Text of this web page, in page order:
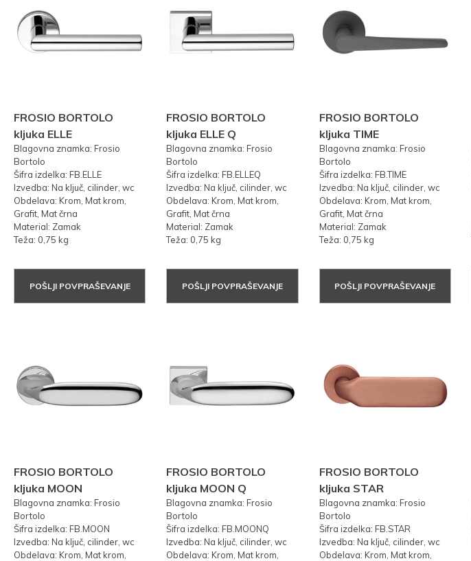
FROSIO BORTOLO
kljuka ELLE
Blagovna znamka: Frosio
Bortolo
Šifra izdelka: FB.ELLE
Izvedba: Na ključ, cilinder, wc
Obdelava: Krom, Mat krom,
Grafit, Mat črna
Material: Zamak
Teža: 0,75 kg
POŠLJI POVPRAŠEVANJE
FROSIO BORTOLO
kljuka ELLE Q
Blagovna znamka: Frosio
Bortolo
Šifra izdelka: FB.ELLEQ
Izvedba: Na ključ, cilinder, wc
Obdelava: Krom, Mat krom,
Grafit, Mat črna
Material: Zamak
Teža: 0,75 kg
POŠLJI POVPRAŠEVANJE
FROSIO BORTOLO
kljuka TIME
Blagovna znamka: Frosio
Bortolo
Šifra izdelka: FB.TIME
Izvedba: Na ključ, cilinder, wc
Obdelava: Krom, Mat krom,
Grafit, Mat črna
Material: Zamak
Teža: 0,75 kg
POŠLJI POVPRAŠEVANJE
FROSIO BORTOLO
kljuka MOON
Blagovna znamka: Frosio
Bortolo
Šifra izdelka: FB.MOON
Izvedba: Na ključ, cilinder, wc
Obdelava: Krom, Mat krom,
FROSIO BORTOLO
kljuka MOON Q
Blagovna znamka: Frosio
Bortolo
Šifra izdelka: FB.MOONQ
Izvedba: Na ključ, cilinder, wc
Obdelava: Krom, Mat krom,
FROSIO BORTOLO
kljuka STAR
Blagovna znamka: Frosio
Bortolo
Šifra izdelka: FB.STAR
Izvedba: Na ključ, cilinder, wc
Obdelava: Krom, Mat krom,